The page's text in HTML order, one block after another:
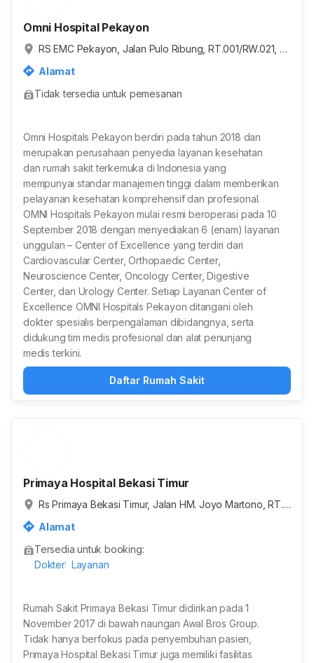
Omni Hospital Pekayon
RS EMC Pekayon, Jalan Pulo Ribung, RT.001/RW.021, P
Alamat
Tidak tersedia untuk pemesanan
Omni Hospitals Pekayon berdiri pada tahun 2018 dan
merupakan perusahaan penyedia layanan kesehatan
dan rumah sakit terkemuka di Indonesia yang
mempunyai standar manajemen tinggi dalam memberikan
pelayanan kesehatan komprehensif dan profesional.
OMNI Hospitals Pekayon mulai resmi beroperasi pada 10
September 2018 dengan menyediakan 6 (enam) layanan
unggulan – Center of Excellence yang terdiri dari
Cardiovascular Center, Orthopaedic Center,
Neuroscience Center, Oncology Center, Digestive
Center, dan Urology Center. Setiap Layanan Center of
Excellence OMNI Hospitals Pekayon ditangani oleh
dokter spesialis berpengalaman dibidangnya, serta
didukung tim medis profesional dan alat penunjang
medis terkini.
Daftar Rumah Sakit
Primaya Hospital Bekasi Timur
Rs Primaya Bekasi Timur, Jalan HM. Joyo Martono, RT.0
Alamat
Tersedia untuk booking:
Dokter Layanan
Rumah Sakit Primaya Bekasi Timur didirikan pada 1
November 2017 di bawah naungan Awal Bros Group.
Tidak hanya berfokus pada penyembuhan pasien,
Primaya Hospital Bekasi Timur juga memiliki fasilitas